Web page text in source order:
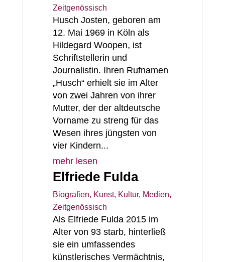
Zeitgenössisch
Husch Josten, geboren am
12. Mai 1969 in Köln als
Hildegard Woopen, ist
Schriftstellerin und
Journalistin. Ihren Rufnamen
„Husch“ erhielt sie im Alter
von zwei Jahren von ihrer
Mutter, der der altdeutsche
Vorname zu streng für das
Wesen ihres jüngsten von
vier Kindern...
mehr lesen
Elfriede Fulda
Biografien, Kunst, Kultur, Medien,
Zeitgenössisch
Als Elfriede Fulda 2015 im
Alter von 93 starb, hinterließ
sie ein umfassendes
künstlerisches Vermächtnis,